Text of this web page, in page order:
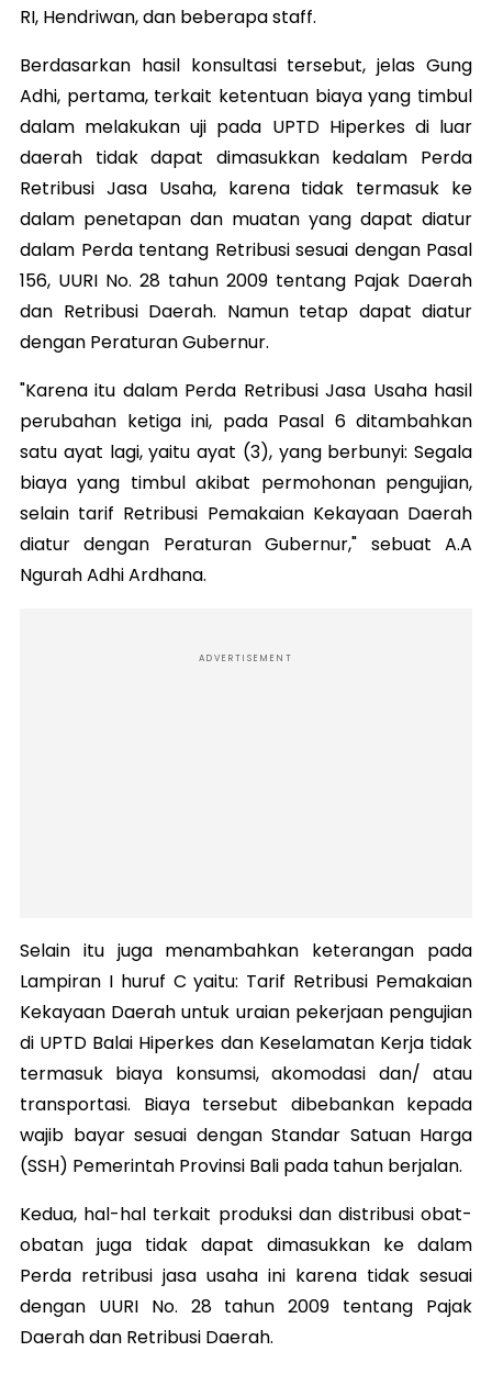
RI, Hendriwan, dan beberapa staff.
Berdasarkan hasil konsultasi tersebut, jelas Gung
Adhi, pertama, terkait ketentuan biaya yang timbul
dalam melakukan uji pada UPTD Hiperkes di luar
daerah tidak dapat dimasukkan kedalam Perda
Retribusi Jasa Usaha, karena tidak termasuk ke
dalam penetapan dan muatan yang dapat diatur
dalam Perda tentang Retribusi sesuai dengan Pasal
156, UURI No. 28 tahun 2009 tentang Pajak Daerah
dan Retribusi Daerah. Namun tetap dapat diatur
dengan Peraturan Gubernur.
"Karena itu dalam Perda Retribusi Jasa Usaha hasil
perubahan ketiga ini, pada Pasal 6 ditambahkan
satu ayat lagi, yaitu ayat (3), yang berbunyi: Segala
biaya yang timbul akibat permohonan pengujian,
selain tarif Retribusi Pemakaian Kekayaan Daerah
diatur dengan Peraturan Gubernur," sebuat A.A
Ngurah Adhi Ardhana.
ADVERTISEMENT
Selain itu juga menambahkan keterangan pada
Lampiran I huruf C yaitu: Tarif Retribusi Pemakaian
Kekayaan Daerah untuk uraian pekerjaan pengujian
di UPTD Balai Hiperkes dan Keselamatan Kerja tidak
termasuk biaya konsumsi, akomodasi dan/ atau
transportasi. Biaya tersebut dibebankan kepada
wajib bayar sesuai dengan Standar Satuan Harga
(SSH) Pemerintah Provinsi Bali pada tahun berjalan.
Kedua, hal-hal terkait produksi dan distribusi obat-
obatan juga tidak dapat dimasukkan ke dalam
Perda retribusi jasa usaha ini karena tidak sesuai
dengan UURI No. 28 tahun 2009 tentang Pajak
Daerah dan Retribusi Daerah.